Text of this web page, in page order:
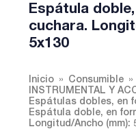
Espátula
cuchara.
5x130
Inicio
Consumible
INSTRUMENTAL Y
Espátulas dobles, en
Espátula doble, en
Longitud/Ancho (mm):